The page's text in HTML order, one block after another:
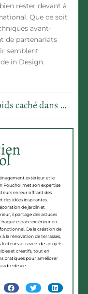
rester devant à
Que ce soit
avant-
de partenariats
semblent
in Design.
Le poids caché dans votre maison : comprendre la tonne en kilogrammes pour mieux aménager
extérieur et le
Pouchol met son expertise
en leur offrant des
des idées inspirantes.
de jardin et
il partage des astuces
espace extérieur en
De la création de
la rénovation de terrasses,
lecteurs à travers des projets
et créatifs, tout en
pratiques pour améliorer
de vie.